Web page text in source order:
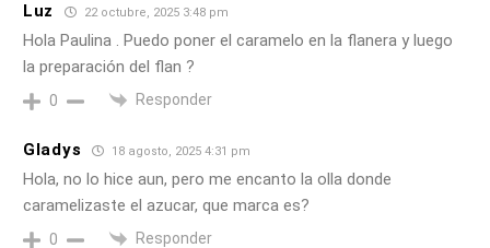
Luz 22 octubre, 2025 3:48 pm
Hola Paulina . Puedo poner el caramelo en la flanera y luego
la preparación del flan ?
0 Responder
Gladys 18 agosto, 2025 4:31 pm
Hola, no lo hice aun, pero me encanto la olla donde
caramelizaste el azucar, que marca es?
0 Responder